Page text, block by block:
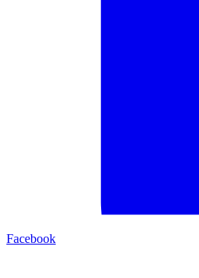
Facebook